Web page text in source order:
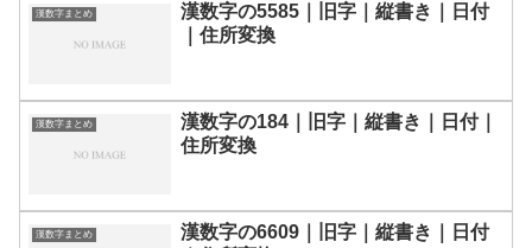
漢数字まとめ
漢数字の5585｜旧字｜縦書き｜日付
｜住所変換
漢数字まとめ
漢数字の184｜旧字｜縦書き｜日付｜
住所変換
漢数字まとめ
漢数字の6609｜旧字｜縦書き｜日付